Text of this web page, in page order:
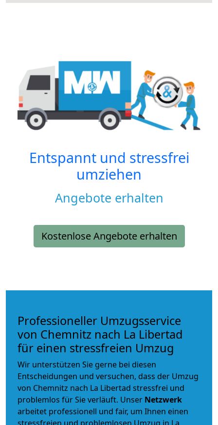
Entspannt und stressfrei
umziehen
Angebote erhalten
Kostenlose Angebote erhalten
Professioneller Umzugsservice
von Chemnitz nach La Libertad
für einen stressfreien Umzug
Wir unterstützen Sie gerne bei diesen
Entscheidungen und versuchen, dass der Umzug
von Chemnitz nach La Libertad stressfrei und
problemlos für Sie verläuft. Unser Netzwerk
arbeitet professionell und fair, um Ihnen einen